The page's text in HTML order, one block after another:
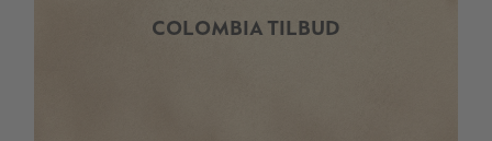
COLOMBIA TILBUD